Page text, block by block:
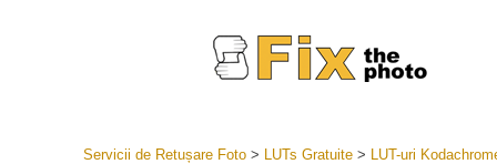
Servicii de Retușare Foto> LUTs Gratuite> LUT-uri